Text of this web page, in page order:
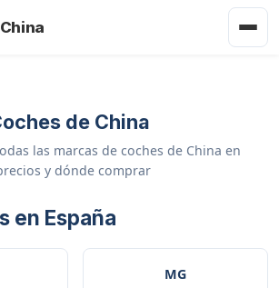
de China
las marcas de coches de China en
y dónde comprar
en España
MG